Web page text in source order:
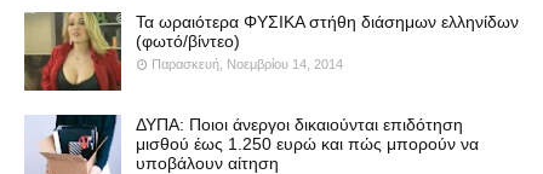
Τα ωραιότερα ΦΥΣΙΚΑ στήθη διάσημων ελληνίδων
(φωτό/βίντεο)
Παρασκευή, Νοεμβρίου 14, 2014
ΔΥΠΑ: Ποιοι άνεργοι δικαιούνται επιδότηση
μισθού έως 1.250 ευρώ και πώς μπορούν να
υποβάλουν αίτηση